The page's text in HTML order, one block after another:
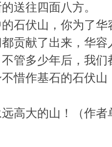
送往四面八方。
石伏山，你为了
贡献了出来，华
管多少年后，我
惜作基石的石伏
高大的山！（作